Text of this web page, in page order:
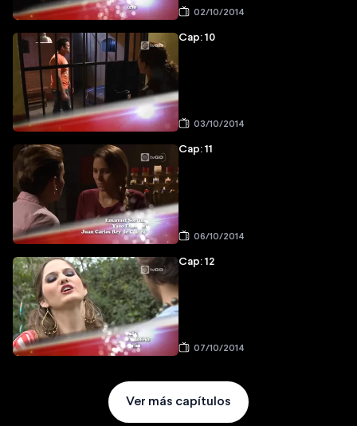
02/10/2014
Cap: 10
03/10/2014
Cap: 11
06/10/2014
Cap: 12
07/10/2014
Ver más capítulos